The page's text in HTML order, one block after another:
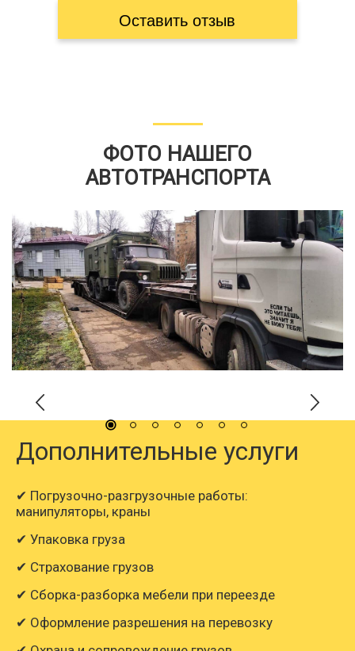
Оставить отзыв
ФОТО НАШЕГО
АВТОТРАНСПОРТА
Дополнительные услуги
✔ Погрузочно-разгрузочные работы:
манипуляторы, краны
✔ Упаковка груза
✔ Страхование грузов
✔ Сборка-разборка мебели при переезде
✔ Оформление разрешения на перевозку